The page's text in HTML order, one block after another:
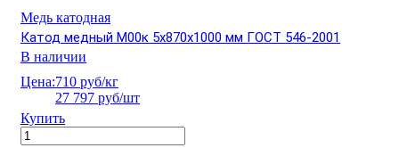
Медь катодная
Катод медный М00к 5х870х1000 мм ГОСТ 546-2001
В наличии
Цена:710 руб/кг
27 797 руб/шт
Купить